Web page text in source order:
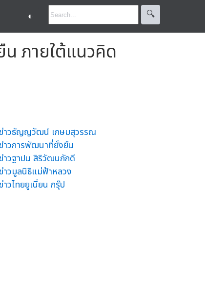
◐ 🔍︎
น ภายใต้แนวคิด
าวธัญญวัฒน์ เกษมสุวรรณ
าวการพัฒนาที่ยั่งยืน
าวฐาปน สิริวัฒนภักดี
าวมูลนิธิแม่ฟ้าหลวง
าวไทยยูเนี่ยน กรุ๊ป